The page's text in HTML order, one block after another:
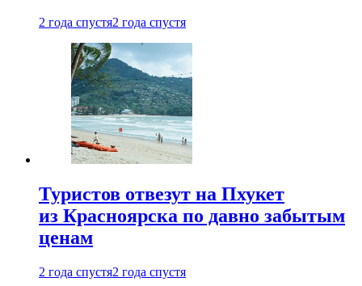
2 года спустя2 года спустя
Туристов отвезут на Пхукет
из Красноярска по давно забытым
ценам
2 года спустя2 года спустя